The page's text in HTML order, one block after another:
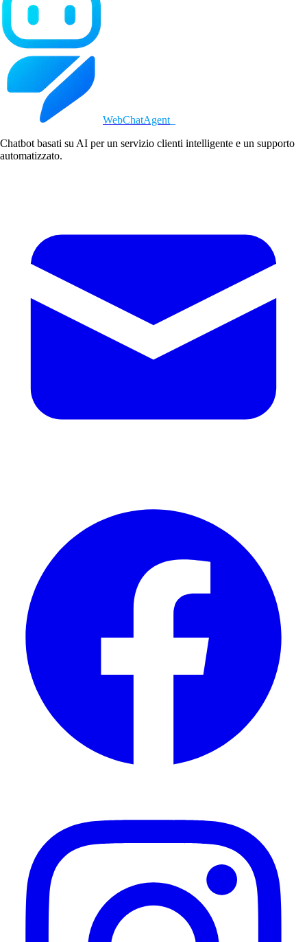
WebChatAgent
Chatbot basati su AI per un servizio clienti intelligente e un supporto
automatizzato.